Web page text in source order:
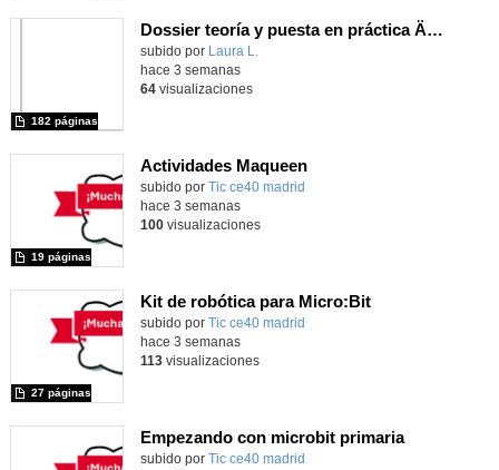
Dossier teoría y puesta en práctica Äprendizaje Basado en Juegos en Educación Infantil y Primaria
Contenido educativo.
subido por Laura L.
182 páginas
hace 3 semanas
64visualizaciones
Actividades Maqueen
Contenido educativo.
subido por Tic ce40 madrid
19 páginas
hace 3 semanas
100visualizaciones
Kit de robótica para Micro:Bit
Contenido educativo.
subido por Tic ce40 madrid
27 páginas
hace 3 semanas
113visualizaciones
Empezando con microbit primaria
Contenido educativo.
subido por Tic ce40 madrid